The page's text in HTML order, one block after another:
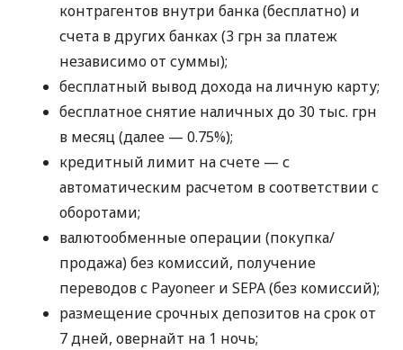
контрагентов внутри банка (бесплатно) и
счета в других банках (3 грн за платеж
независимо от суммы);
бесплатный вывод дохода на личную карту;
бесплатное снятие наличных до 30 тыс. грн
в месяц (далее — 0.75%);
кредитный лимит на счете — с
автоматическим расчетом в соответствии с
оборотами;
валютообменные операции (покупка/
продажа) без комиссий, получение
переводов с Payoneer и SEPA (без комиссий);
размещение срочных депозитов на срок от
7 дней, овернайт на 1 ночь;